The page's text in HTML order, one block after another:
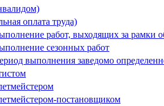
оплата труда)
работ, выходящих за рамки
сезонных работ
выполнения заведомо
постановщиком